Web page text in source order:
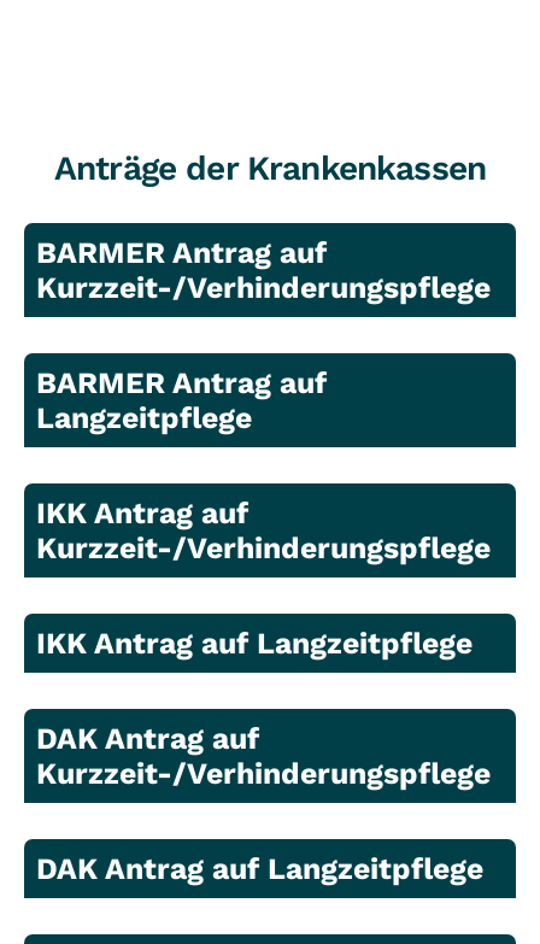
Anträge der Krankenkassen
BARMER Antrag auf
Kurzzeit-/Verhinderungspflege
BARMER Antrag auf
Langzeitpflege
IKK Antrag auf
Kurzzeit-/Verhinderungspflege
IKK Antrag auf Langzeitpflege
DAK Antrag auf
Kurzzeit-/Verhinderungspflege
DAK Antrag auf Langzeitpflege